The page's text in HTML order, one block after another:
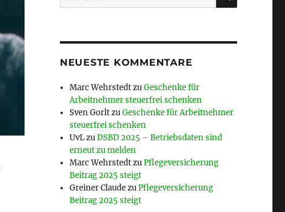
nach:
NEUESTE KOMMENTARE
Marc WehrstedtzuGeschenke für
Arbeitnehmer steuerfrei schenken
Sven GorltzuGeschenke für Arbeitnehmer
steuerfrei schenken
UvLzuDSBD 2025 – Betriebsdaten sind
erneut zu melden
Marc WehrstedtzuPflegeversicherung
Beitrag 2025 steigt
Greiner ClaudezuPflegeversicherung
Beitrag 2025 steigt